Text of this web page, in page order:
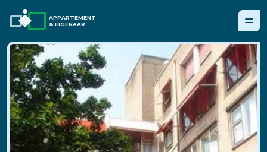
APPARTEMENT
& EIGENAAR